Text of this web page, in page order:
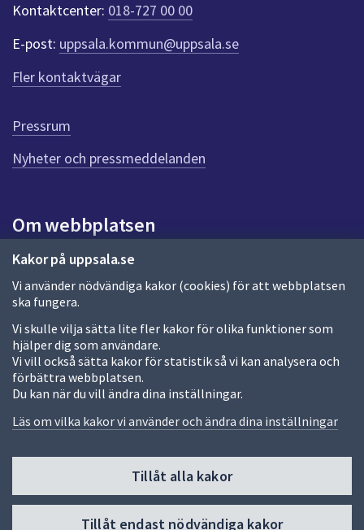
Kakor på uppsala.se
Vi använder nödvändiga kakor (cookies) för att webbplatsen
ska fungera.
Vi skulle vilja sätta lite fler kakor för olika funktioner som
hjälper dig som användare.
Vi vill också sätta kakor för statistik så vi kan analysera och
förbättra webbplatsen.
Du kan när du vill ändra dina inställningar.
Läs om vilka kakor vi använder och ändra dina inställningar
Tillåt alla kakor
Tillåt endast nödvändiga kakor
e
r
f
ö
r
e
n
n
a
d
a
Kontaktcenter: 018-727 00 00
E-post: uppsala.kommun@uppsala.se
Fler kontaktvägar
Pressrum
Nyheter och pressmeddelanden
Om webbplatsen
Om webbplatsen
Allmänna handlingar och diarium
Behandling av personuppgifter
Kakor
Språk (other languages)
Tillgänglighetsredogörelse
Fler sätt att följa oss